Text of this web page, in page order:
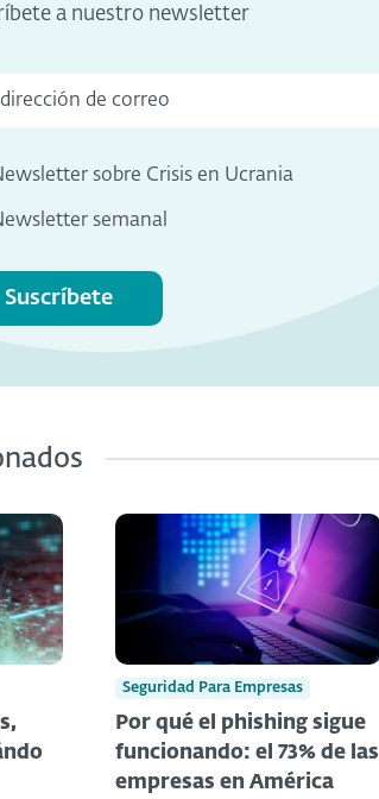
a nuestro newsletter
sobre Crisis en Ucrania
semanal
Suscríbete
Seguridad Para Empresas
Por qué el phishing sigue
funcionando: el 73% de las
empresas en América